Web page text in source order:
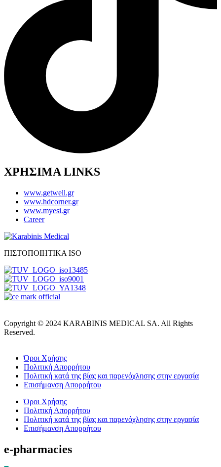
ΧΡΗΣΙΜΑ LINKS
www.getwell.gr
www.hdcorner.gr
www.myesi.gr
Career
ΠΙΣΤΟΠΟΙΗΤΙΚΑ ISO
Copyright © 2024 KARABINIS MEDICAL SA. All Rights
Reserved.
Όροι Χρήσης
Πολιτική Απορρήτου
Πολιτική κατά της βίας και παρενόχλησης στην εργασία
Επισήμανση Απορρήτου
Όροι Χρήσης
Πολιτική Απορρήτου
Πολιτική κατά της βίας και παρενόχλησης στην εργασία
Επισήμανση Απορρήτου
e-pharmacies